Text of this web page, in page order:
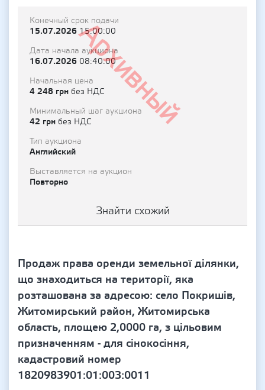
Архивный
Конечный срок подачи
15.07.202615:00:00
Дата начала аукциона
16.07.2026 08:40:00
Начальная цена
4 248 грн без НДС
Минимальный шаг аукциона
42 грн без НДС
Тип аукциона
Английский
Выставляется на аукцион
Повторно
Знайти схожий
Продаж права оренди земельної ділянки,
що знаходиться на території, яка
розташована за адресою: село Покришів,
Житомирський район, Житомирська
область, площею 2,0000 га, з цільовим
призначенням - для сінокосіння,
кадастровий номер
1820983901:01:003:0011